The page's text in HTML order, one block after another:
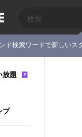
ド検索ワードで新しいス
放題
プ